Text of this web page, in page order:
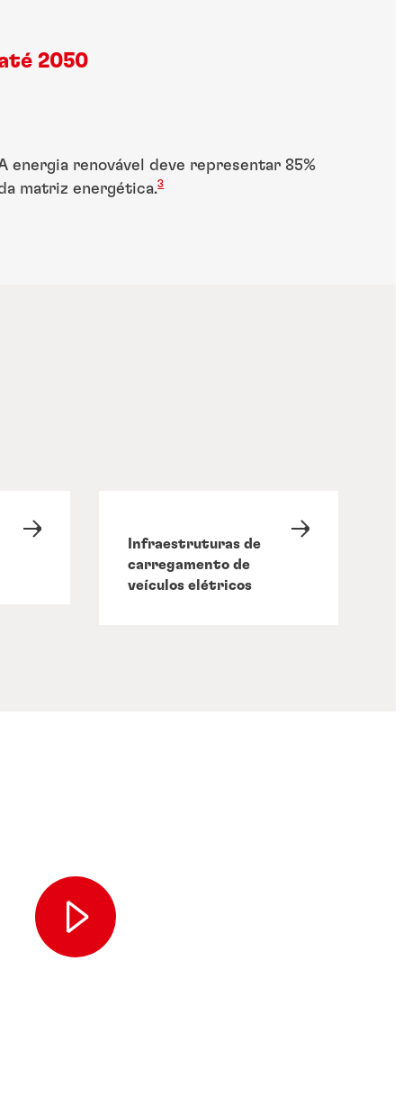
2050
energia renovável deve representar 85%
matriz energética.3
Infraestruturas de
carregamento de
veículos elétricos